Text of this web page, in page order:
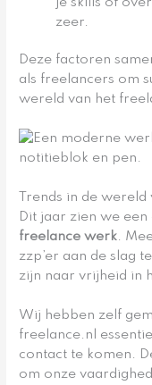
zeer.
Deze factoren
als freelancers om
wereld van het
Trends in de
Dit jaar zien we
freelance werk.
zzp’er aan de slag
zijn naar vrijheid in
Wij hebben zelf
freelance.nl
contact te komen.
om onze